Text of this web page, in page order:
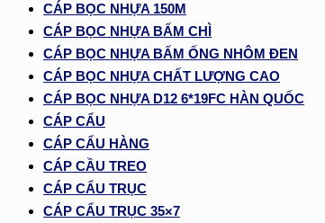
CÁP BỌC NHỰA 150M
CÁP BỌC NHỰA BẤM CHÌ
CÁP BỌC NHỰA BẤM ỐNG NHÔM ĐEN
CÁP BỌC NHỰA CHẤT LƯỢNG CAO
CÁP BỌC NHỰA D12 6*19FC HÀN QUỐC
CÁP CẨU
CÁP CẨU HÀNG
CÁP CẦU TREO
CÁP CẨU TRỤC
CÁP CẨU TRỤC 35×7